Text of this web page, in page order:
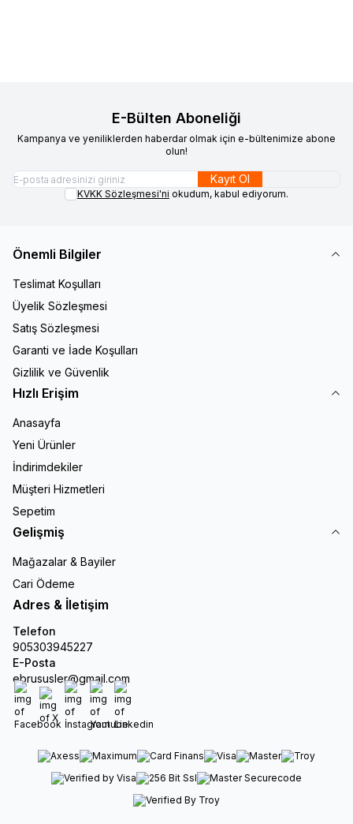
E-Bülten Aboneliği
Kampanya ve yeniliklerden haberdar olmak için e-bültenimize abone
olun!
Kayıt Ol
KVKK Sözleşmesi'ni okudum, kabul ediyorum.
Önemli Bilgiler
Teslimat Koşulları
Üyelik Sözleşmesi
Satış Sözleşmesi
Garanti ve İade Koşulları
Gizlilik ve Güvenlik
Hızlı Erişim
Anasayfa
Yeni Ürünler
İndirimdekiler
Müşteri Hizmetleri
Sepetim
Gelişmiş
Mağazalar & Bayiler
Cari Ödeme
Adres & İletişim
Telefon
905303945227
E-Posta
ebrususler@gmail.com
Facebook
X İnstagram
Youtube